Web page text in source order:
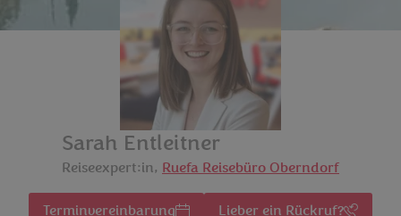
Sarah Entleitner
Reiseexpert:in, Ruefa Reisebüro Oberndorf
Terminvereinbarung
Lieber ein Rückruf?